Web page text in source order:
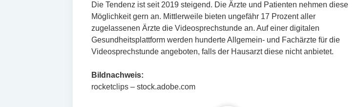
Die Tendenz ist seit 2019 steigend. Die Ärzte und Patienten nehmen diese
Möglichkeit gern an. Mittlerweile bieten ungefähr 17 Prozent aller
zugelassenen Ärzte die Videosprechstunde an. Auf einer digitalen
Gesundheitsplattform werden hunderte Allgemein- und Fachärzte für die
Videosprechstunde angeboten, falls der Hausarzt diese nicht anbietet.
Bildnachweis:
rocketclips – stock.adobe.com